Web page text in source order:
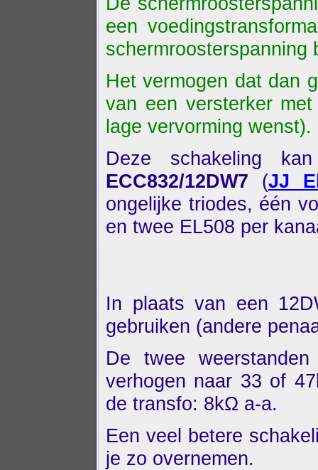
een
schermroosterspanning
Het vermogen dat dan
van een versterker
lage vervorming wenst).
Deze schakeling
ECC832/12DW7 (JJ
ongelijke triodes, één
en twee EL508 per
In plaats van een
gebruiken (andere
De twee
verhogen naar 33 of
de transfo: 8kΩ a-a.
Een veel betere
je zo overnemen.